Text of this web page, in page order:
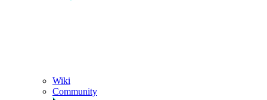
Wiki
Community